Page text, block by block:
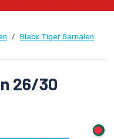
Black Tiger Garnalen
26/30